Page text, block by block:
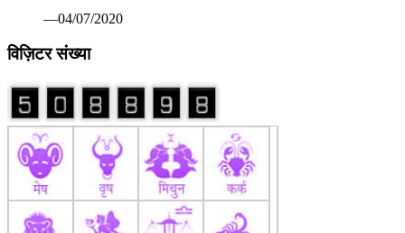
—04/07/2020
विज़िटर संख्या